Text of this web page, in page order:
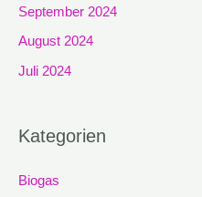
September 2024
August 2024
Juli 2024
Kategorien
Biogas